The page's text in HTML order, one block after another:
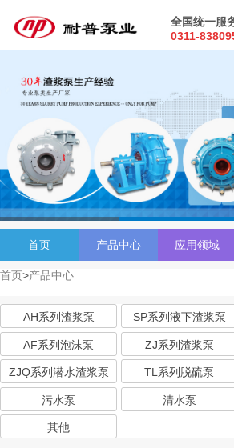
全国统一服
0311-
首页 产品中心 应用领域
首页>产品中心
AH系列渣浆泵 SP系列液下渣浆泵
AF系列泡沫泵 ZJ系列渣浆泵
ZJQ系列潜水渣浆泵 TL系列脱硫泵
污水泵 清水泵
其他